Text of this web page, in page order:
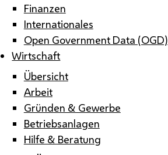
Finanzen
Internationales
Open Government Data (OGD)
Wirtschaft
Übersicht
Arbeit
Gründen & Gewerbe
Betriebsanlagen
Hilfe & Beratung